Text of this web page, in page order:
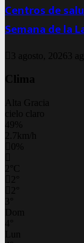
Centros de
Semana de la
3 agosto, 2026 3
Clima
Alta Gracia
cielo claro
49%
2.7km/h
0%
C
3
Dom
4
Lun